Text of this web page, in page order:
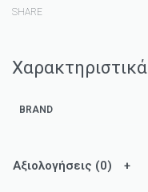
SHARE
Χαρακτηριστικά
BRAND
Αξιολογήσεις (0)